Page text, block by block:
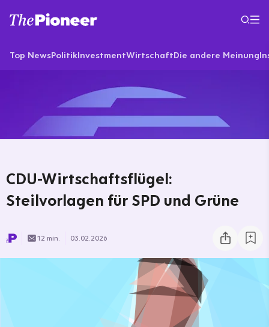
Top NewsPolitikInvestmentWirtschaftDie andere Meinung
CDU-Wirtschaftsflügel:
Steilvorlagen für SPD und Grüne
12 min. 03.02.2026